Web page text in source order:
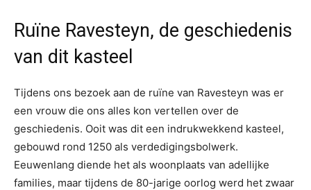
Ruïne Ravesteyn, de geschiedenis
van dit kasteel
Tijdens ons bezoek aan de ruïne van Ravesteyn was er
een vrouw die ons alles kon vertellen over de
geschiedenis. Ooit was dit een indrukwekkend kasteel,
gebouwd rond 1250 als verdedigingsbolwerk.
Eeuwenlang diende het als woonplaats van adellijke
families, maar tijdens de 80-jarige oorlog werd het zwaar